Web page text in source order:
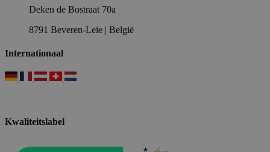
Deken de Bostraat 70a
8791 Beveren-Leie | België
Internationaal
Kwaliteitslabel